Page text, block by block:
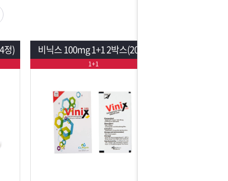
고객 앱설치 가능합니다.
상황을 대비해 꼭 입금후 고객센터 연락바랍니다.
정) 비닉스 100mg 1+1 2박스(20매)
1+1